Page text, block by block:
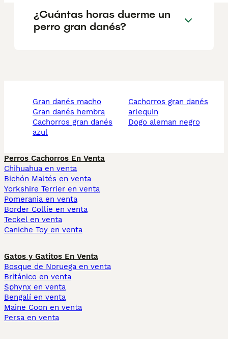
¿Cuántas horas duerme un
perro gran danés?
gran danés macho
gran danés hembra
cachorros gran danés
azul
cachorros gran danés
arlequin
dogo aleman negro
Perros Cachorros En Venta
Chihuahua en venta
Bichón Maltés en venta
Yorkshire Terrier en venta
Pomerania en venta
Border Collie en venta
Teckel en venta
Caniche Toy en venta
Gatos y Gatitos En Venta
Bosque de Noruega en venta
Británico en venta
Sphynx en venta
Bengalí en venta
Maine Coon en venta
Persa en venta